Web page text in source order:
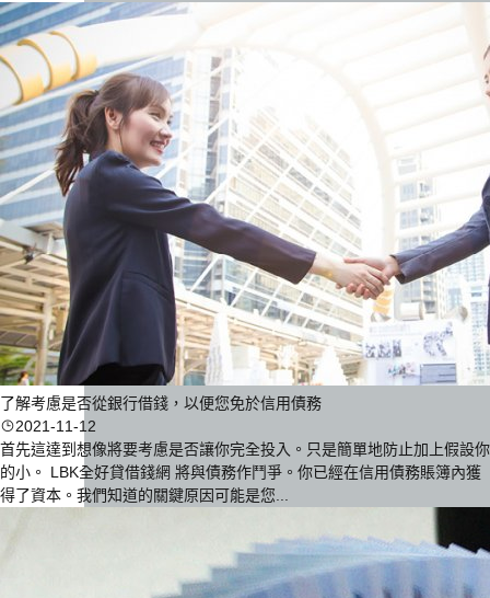
了解考慮是否從銀行借錢，以便您免於信用債務
2021-11-12
首先這達到想像將要考慮是否讓你完全投入。只是簡單地防止加上假設你
的小。 LBK全好貸借錢網 將與債務作鬥爭。你已經在信用債務賬簿內獲
得了資本。我們知道的關鍵原因可能是您...